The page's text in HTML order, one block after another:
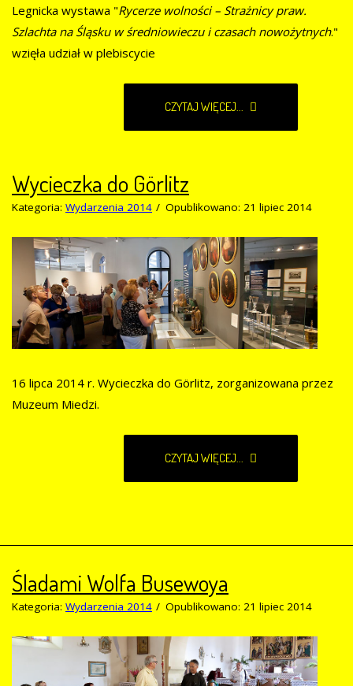
Legnicka wystawa "Rycerze wolności – Strażnicy praw.
Szlachta na Śląsku w średniowieczu i czasach nowożytnych."
wzięła udział w plebiscycie
CZYTAJ WIĘCEJ...
Wycieczka do Görlitz
Kategoria: Wydarzenia 2014 Opublikowano: 21 lipiec 2014
16 lipca 2014 r. Wycieczka do Görlitz, zorganizowana przez
Muzeum Miedzi.
CZYTAJ WIĘCEJ...
Śladami Wolfa Busewoya
Kategoria: Wydarzenia 2014 Opublikowano: 21 lipiec 2014